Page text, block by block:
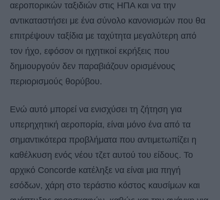
αεροπορικών ταξιδιών στις ΗΠΑ και να την
αντικαταστήσει με ένα σύνολο κανονισμών που θα
επιτρέψουν ταξίδια με ταχύτητα μεγαλύτερη από
τον ήχο, εφόσον οι ηχητικοί εκρήξεις που
δημιουργούν δεν παραβιάζουν ορισμένους
περιορισμούς θορύβου.
Ενώ αυτό μπορεί να ενισχύσει τη ζήτηση για
υπερηχητική αεροπορία, είναι μόνο ένα από τα
σημαντικότερα προβλήματα που αντιμετωπίζει η
καθέλκυση ενός νέου τζετ αυτού του είδους. Το
αρχικό Concorde κατέληξε να είναι μια πηγή
εσόδων, χάρη στο τεράστιο κόστος καυσίμων και